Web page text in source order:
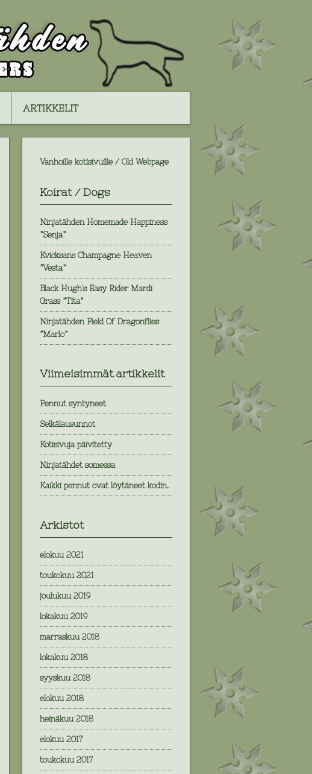
ARTIKKELIT
Vanhoille kotisivuille / Old Webpage
Koirat / Dogs
Ninjatähden Homemade Happiness
”Senja”
Kvicksans Champagne Heaven
”Vesta”
Black Hugh´s Easy Rider Mardi
Grass ”Tita”
Ninjatähden Field Of Dragonflies
”Marlo”
Viimeisimmät artikkelit
Pennut syntyneet
Selkälausunnot
Kotisivuja päivitetty
Ninjatähdet somessa
Kaikki pennut ovat löytäneet kodin.
Arkistot
elokuu 2021
toukokuu 2021
joulukuu 2019
lokakuu 2019
marraskuu 2018
lokakuu 2018
syyskuu 2018
elokuu 2018
heinäkuu 2018
elokuu 2017
toukokuu 2017